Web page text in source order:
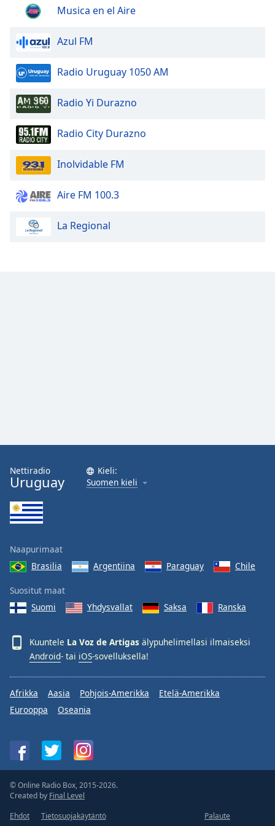
Musica en el Aire
Azul FM
Radio Uruguay 1050 AM
Radio Yi Durazno
Radio City Durazno
Inolvidable FM
Aire FM 100.3
La Regional
Nettiradio
Uruguay
Kieli:
Suomen kieli
Naapurimaat
Brasilia
Argentiina Paraguay Chile
Suositut maat
Suomi
Yhdysvallat Saksa Ranska
Kuuntele La Voz de Artigas älypuhelimellasi ilmaiseksi
Android- tai iOS-sovelluksella!
Afrikka Aasia Pohjois-Amerikka
Etelä-Amerikka
Eurooppa
Oseania
© Online Radio Box, 2015-2026.
Created by Final Level
Ehdot
Tietosuojakäytäntö Palaute